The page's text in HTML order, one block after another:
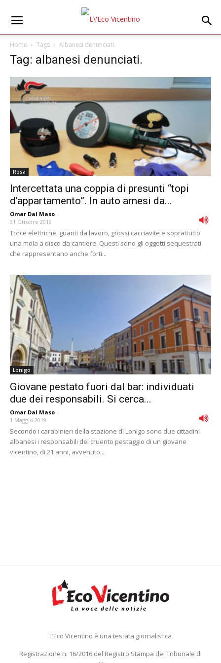
Home Tags Albanesi denunciati.
Tag: albanesi denunciati.
Rosà
Intercettata una coppia di presunti “topi
d’appartamento”. In auto arnesi da...
Omar Dal Maso -
31 Ottobre 2019
Torce elettriche, guanti da lavoro, grossi cacciavite e soprattutto
una mola a disco da cantiere. Questi sono gli oggetti sequestrati
che rappresentano anche forti...
Lonigo
Giovane pestato fuori dal bar: individuati
due dei responsabili. Si cerca...
Omar Dal Maso -
1 Maggio 2019
Secondo i carabinieri della stazione di Lonigo sono due cittadini
albanesi i responsabili del cruento pestaggio di un giovane
vicentino, di 21 anni, avvenuto...
L’Eco Vicentino è una testata giornalistica
Registrazione n. 16/2016 del Registro Stampa del Tribunale di